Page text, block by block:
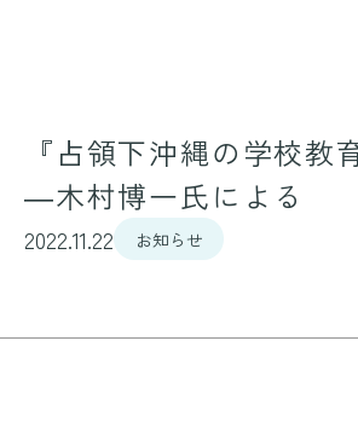
『占領下沖縄の学校教
―木村博一氏による
2022.11.22 お知らせ